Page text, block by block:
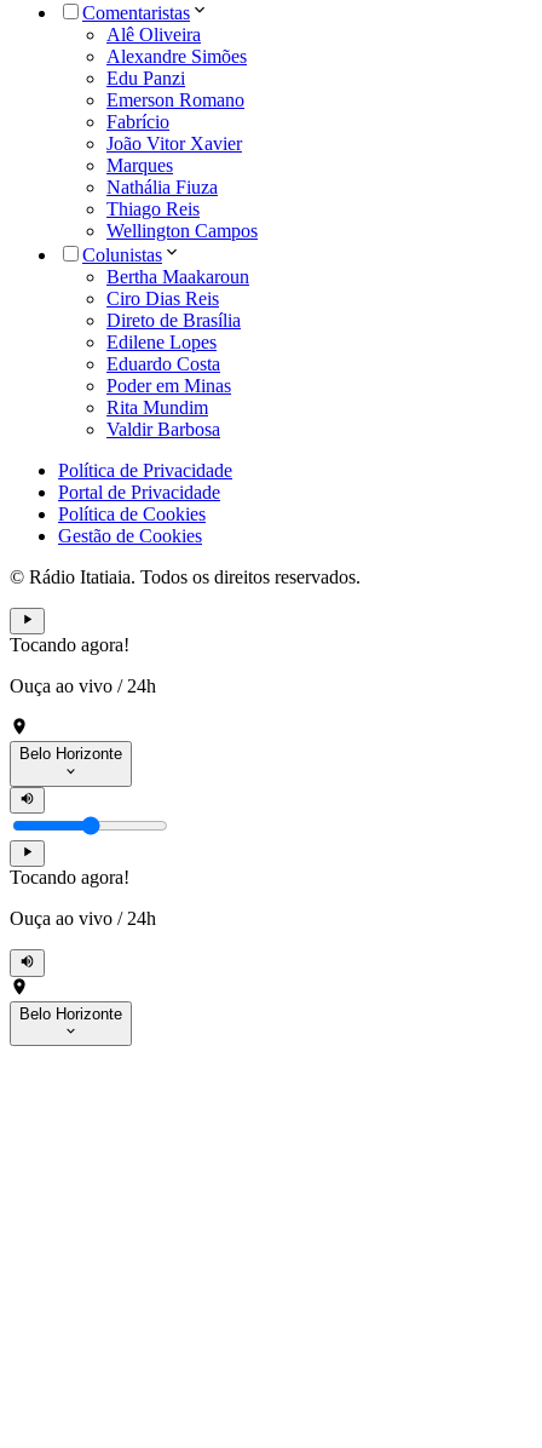
Comentaristas
Alê Oliveira
Alexandre Simões
Edu Panzi
Emerson Romano
Fabrício
João Vitor Xavier
Marques
Nathália Fiuza
Thiago Reis
Wellington Campos
Colunistas
Bertha Maakaroun
Ciro Dias Reis
Direto de Brasília
Edilene Lopes
Eduardo Costa
Poder em Minas
Rita Mundim
Valdir Barbosa
Política de Privacidade
Portal de Privacidade
Política de Cookies
Gestão de Cookies
© Rádio Itatiaia. Todos os direitos reservados.
Tocando agora!
Ouça ao vivo / 24h
Belo Horizonte
Tocando agora!
Ouça ao vivo / 24h
Belo Horizonte